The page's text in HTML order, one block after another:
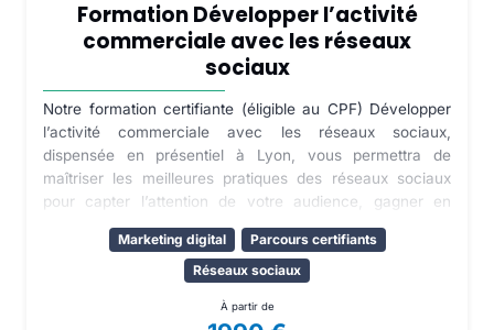
Formation Développer l’activité
commerciale avec les réseaux
sociaux
Notre formation certifiante (éligible au CPF) Développer
l’activité commerciale avec les réseaux sociaux,
dispensée en présentiel à Lyon, vous permettra de
maîtriser les meilleures pratiques des réseaux sociaux
pour capter l’attention de votre audience, gagner en
visibilité et en crédibilité sur le web, valoriser votre
entreprise et faire des réseaux sociaux un véritable outil
de croissance. Passez au niveau supérieur avec Devictio
digitale efficace. Obtenez une certification
Marketing digital
Parcours certifiants
Réseaux sociaux
À partir de